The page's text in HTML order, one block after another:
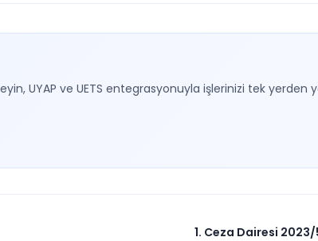
UYAP ve UETS entegrasyonuyla işlerinizi tek yerden
1. Ceza Dairesi 2023/